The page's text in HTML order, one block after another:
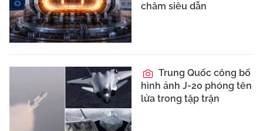
châm siêu dẫn
Trung Quốc công bố
hình ảnh J-20 phóng tên
lửa trong tập trận